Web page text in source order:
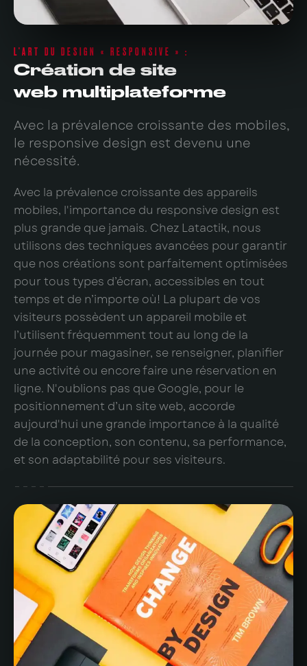
L'ART DU DESIGN « RESPONSIVE » :
Création de site
web multiplateforme
Avec la prévalence croissante des mobiles,
le responsive design est devenu une
nécessité.
Avec la prévalence croissante des appareils
mobiles, l'importance du responsive design est
plus grande que jamais. Chez Latactik, nous
utilisons des techniques avancées pour garantir
que nos créations sont parfaitement optimisées
pour tous types d’écran, accessibles en tout
temps et de n’importe où! La plupart de vos
visiteurs possèdent un appareil mobile et
l’utilisent fréquemment tout au long de la
journée pour magasiner, se renseigner, planifier
une activité ou encore faire une réservation en
ligne. N'oublions pas que Google, pour le
positionnement d’un site web, accorde
aujourd'hui une grande importance à la qualité
de la conception, son contenu, sa performance,
et son adaptabilité pour ses visiteurs.